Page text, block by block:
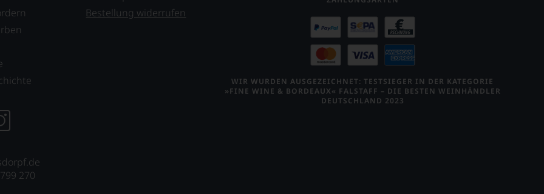
270
Bestellung widerrufen
WIR WURDEN AUSGEZEICHNET: TESTSIEGER IN DER KATEGORIE
»FINE WINE & BORDEAUX« FALSTAFF – DIE BESTEN WEINHÄNDLER
DEUTSCHLAND 2023